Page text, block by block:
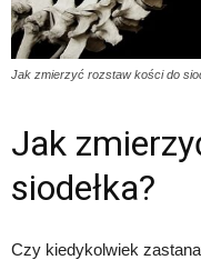
Jak zmierzyć rozstaw kości do
Jak
siodełka?
Czy kiedykolwiek